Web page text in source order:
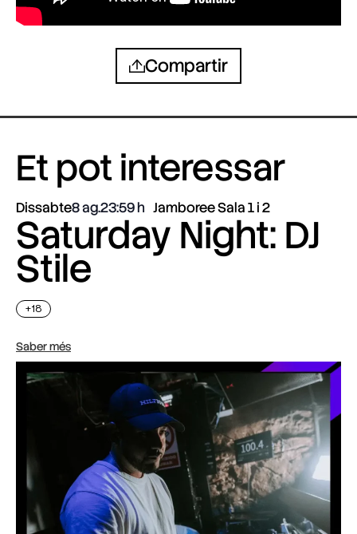
Compartir
Et pot interessar
Dissabte8 ag.23:59 Jamboree Sala 1 i 2
Saturday Night: DJ
Stile
+18
Saber més